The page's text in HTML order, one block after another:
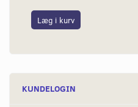
Læg i kurv
KUNDELOGIN